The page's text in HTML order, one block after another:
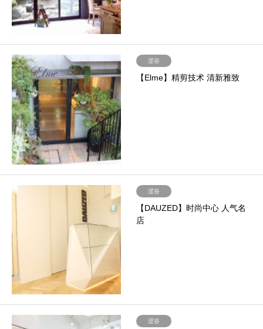
涩谷
【Elme】精剪技术 清新雅致
涩谷
【DAUZED】时尚中心 人气名
店
涩谷